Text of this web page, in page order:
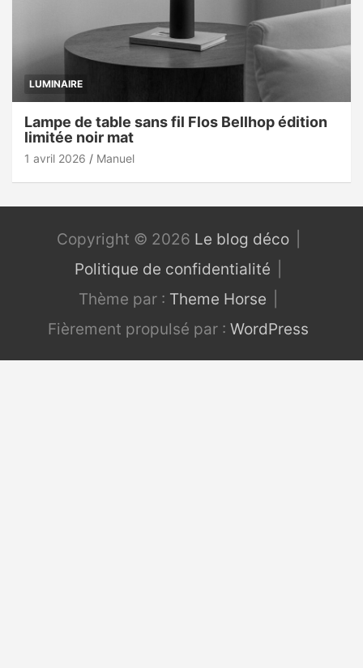
LUMINAIRE
Lampe de table sans fil Flos Bellhop édition
limitée noir mat
1 avril 2026 Manuel
Copyright © 2026 Le blog déco
Politique de confidentialité
Thème par : Theme Horse
Fièrement propulsé par : WordPress